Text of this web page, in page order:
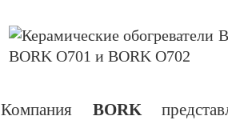
Компания BORK